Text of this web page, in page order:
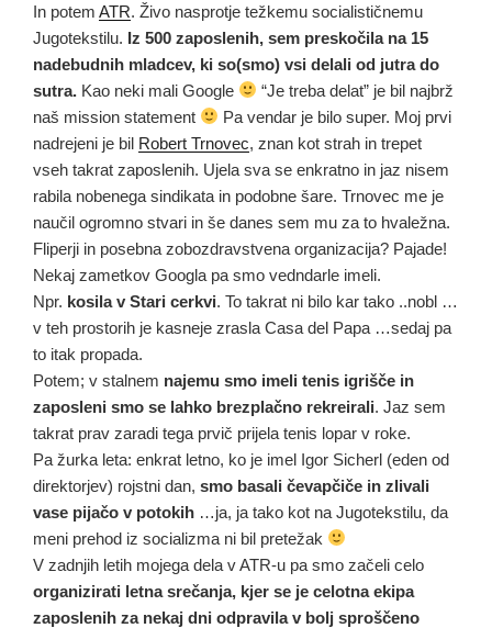
In potem ATR. Živo nasprotje težkemu socialističnemu
Jugotekstilu. Iz 500 zaposlenih, sem preskočila na 15
nadebudnih mladcev, ki so(smo) vsi delali od jutra do
sutra. Kao neki mali Google
“Je treba delat” je bil najbrž
naš mission statement
Pa vendar je bilo super. Moj prvi
nadrejeni je bil Robert Trnovec, znan kot strah in trepet
vseh takrat zaposlenih. Ujela sva se enkratno in jaz nisem
rabila nobenega sindikata in podobne šare. Trnovec me je
naučil ogromno stvari in še danes sem mu za to hvaležna.
Fliperji in posebna zobozdravstvena organizacija? Pajade!
Nekaj zametkov Googla pa smo vedndarle imeli.
Npr. kosila v Stari cerkvi. To takrat ni bilo kar tako ..nobl …
v teh prostorih je kasneje zrasla Casa del Papa …sedaj pa
to itak propada.
Potem; v stalnem najemu smo imeli tenis igrišče in
zaposleni smo se lahko brezplačno rekreirali. Jaz sem
takrat prav zaradi tega prvič prijela tenis lopar v roke.
Pa žurka leta: enkrat letno, ko je imel Igor Sicherl (eden od
direktorjev) rojstni dan, smo basali čevapčiče in zlivali
vase pijačo v potokih …ja, ja tako kot na Jugotekstilu, da
meni prehod iz socializma ni bil pretežak
V zadnjih letih mojega dela v ATR-u pa smo začeli celo
organizirati letna srečanja, kjer se je celotna ekipa
zaposlenih za nekaj dni odpravila v bolj sproščeno